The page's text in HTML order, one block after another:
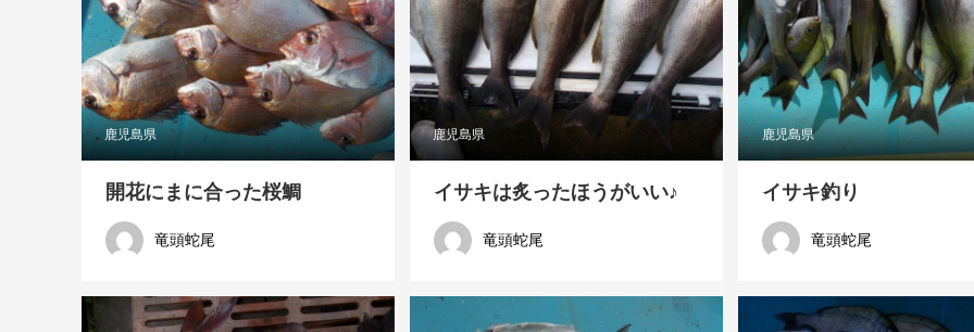
鹿児島県
開花にまに合った桜鯛
竜頭蛇尾
鹿児島県
イサキは炙ったほうがいい♪
竜頭蛇尾
鹿児島県
イサキ釣り
竜頭蛇尾